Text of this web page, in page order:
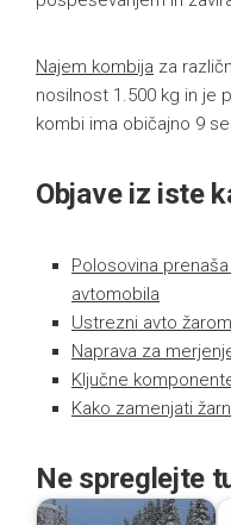
Najem kombija za
nosilnost 1.500 kg in je
kombi ima običajno 9
Objave iz iste
Polosovina
avtomobila
Ustrezni avto
Naprava za
Ključne
Kako zamenjati
Ne spreglejte